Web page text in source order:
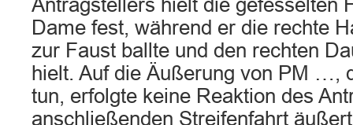
Antragstellers hielt die gefesselten
Dame fest, während er die rechte
zur Faust ballte und den rechten
hielt. Auf die Äußerung von PM …,
tun, erfolgte keine Reaktion des
anschließenden Streifenfahrt